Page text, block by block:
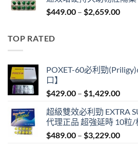
$449.00 – $2,659.00Price
TOP RATED
POXET-60必利勁
口】
$429.00 – $1,429.00Price
超級雙效必利勁 EXTRA
代理正品 超強延時 10粒/
$489.00 – $3,229.00Price